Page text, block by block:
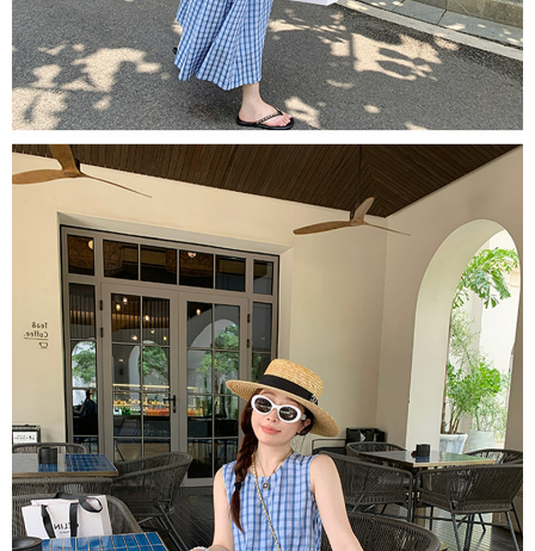
易，需依本服務之必要範圍內提供個人資料，並將交易相關給付款項請求債
權轉讓予恩沛科技股份有限公司。
２．關於個人資料處理事宜，請瀏覽以下網址：
https://aftee.tw/terms/#terms3
３．未成年的使用者請事先徵得法定代理人或監護人之同意方可使用
「AFTEE先享後付」，若未經同意申辦者引起之損失，本公司不負相關責
任。
４．使用「AFTEE先享後付」時，將依據個別帳號之用戶狀況，依本公司即
時審查核予不同之上限額度；若仍有額度不足之情形，本公司將視審查結果
請求用戶進行身份認證。
５．嚴禁一人註冊多個帳號或使用他人資訊註冊。若發現惡意使用之情形，
恩沛科技股份有限公司將有權停止該用戶之使用額度並採取法律行動。
付款後7-11取貨
每筆NT$80，滿NT$1,500(含以上)免運費
宅配
每筆NT$100，滿NT$1,500(含以上)免運費